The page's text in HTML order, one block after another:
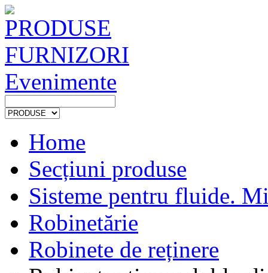
PRODUSE
FURNIZORI
Evenimente
Home
Secțiuni produse
Sisteme pentru fluide.
Robinetărie
Robinete de reținere